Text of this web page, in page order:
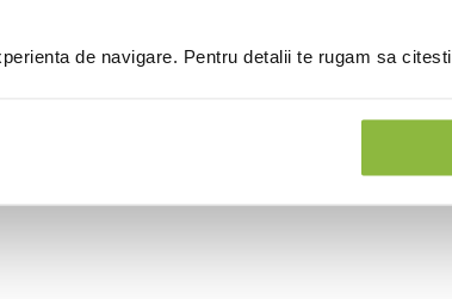
de navigare. Pentru detalii te rugam sa citesti